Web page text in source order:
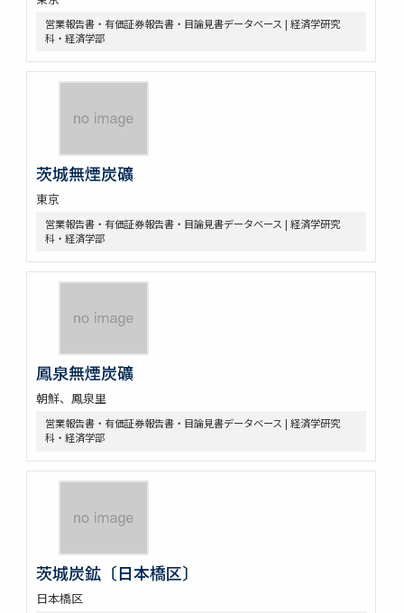
営業報告書・有価証券報告書・目論見書データベース | 経済学研究
科・経済学部
茨城無煙炭礦
東京
営業報告書・有価証券報告書・目論見書データベース | 経済学研究
科・経済学部
鳳泉無煙炭礦
朝鮮、鳳泉里
営業報告書・有価証券報告書・目論見書データベース | 経済学研究
科・経済学部
茨城炭鉱〔日本橋区〕
日本橋区